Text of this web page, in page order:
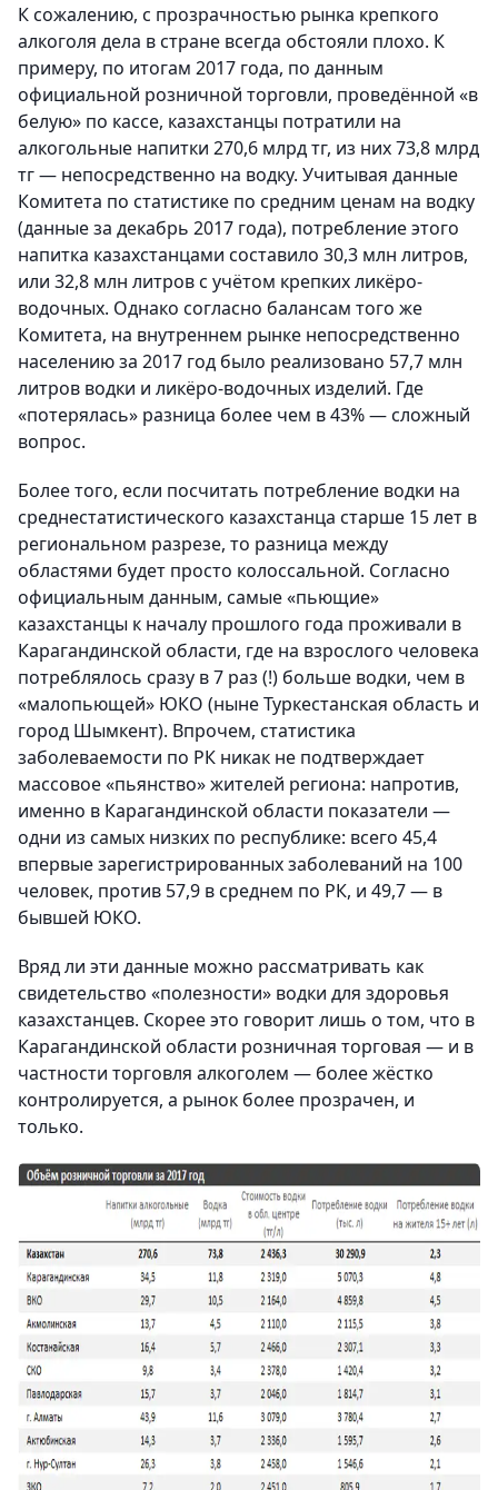
К сожалению, с прозрачностью рынка крепкого
алкоголя дела в стране всегда обстояли плохо. К
примеру, по итогам 2017 года, по данным
официальной розничной торговли, проведённой «в
белую» по кассе, казахстанцы потратили на
алкогольные напитки 270,6 млрд тг, из них 73,8 млрд
тг — непосредственно на водку. Учитывая данные
Комитета по статистике по средним ценам на водку
(данные за декабрь 2017 года), потребление этого
напитка казахстанцами составило 30,3 млн литров,
или 32,8 млн литров с учётом крепких ликёро-
водочных. Однако согласно балансам того же
Комитета, на внутреннем рынке непосредственно
населению за 2017 год было реализовано 57,7 млн
литров водки и ликёро-водочных изделий. Где
«потерялась» разница более чем в 43% — сложный
вопрос.
Более того, если посчитать потребление водки на
среднестатистического казахстанца старше 15 лет в
региональном разрезе, то разница между
областями будет просто колоссальной. Согласно
официальным данным, самые «пьющие»
казахстанцы к началу прошлого года проживали в
Карагандинской области, где на взрослого человека
потреблялось сразу в 7 раз (!) больше водки, чем в
«малопьющей» ЮКО (ныне Туркестанская область и
город Шымкент). Впрочем, статистика
заболеваемости по РК никак не подтверждает
массовое «пьянство» жителей региона: напротив,
именно в Карагандинской области показатели —
одни из самых низких по республике: всего 45,4
впервые зарегистрированных заболеваний на 100
человек, против 57,9 в среднем по РК, и 49,7 — в
бывшей ЮКО.
Вряд ли эти данные можно рассматривать как
свидетельство «полезности» водки для здоровья
казахстанцев. Скорее это говорит лишь о том, что в
Карагандинской области розничная торговая — и в
частности торговля алкоголем — более жёстко
контролируется, а рынок более прозрачен, и
только.